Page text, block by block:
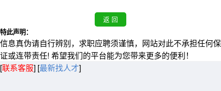
特此声明：
信息真伪请自行辨别，求职应聘须谨慎，网站对此不承担任何保
证或连带责任! 希望我们的平台能为您带来更多的便利！
[联系客服] [最新找人才]